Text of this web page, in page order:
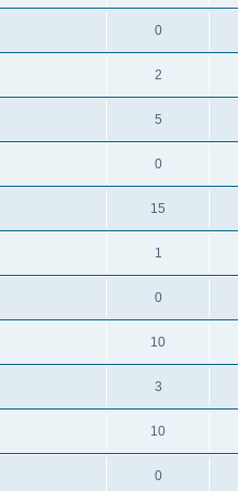
0
2
5
0
15
1
0
10
3
10
0